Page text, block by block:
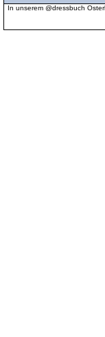
In unserem @dressbuch